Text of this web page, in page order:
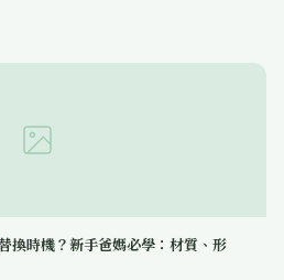
換時機？新手爸媽必學：材質、形